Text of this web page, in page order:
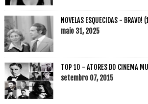
NOVELAS ESQUECIDAS - BRAVO!
maio 31, 2025
TOP 10 - ATORES DO CINEMA
setembro 07, 2015